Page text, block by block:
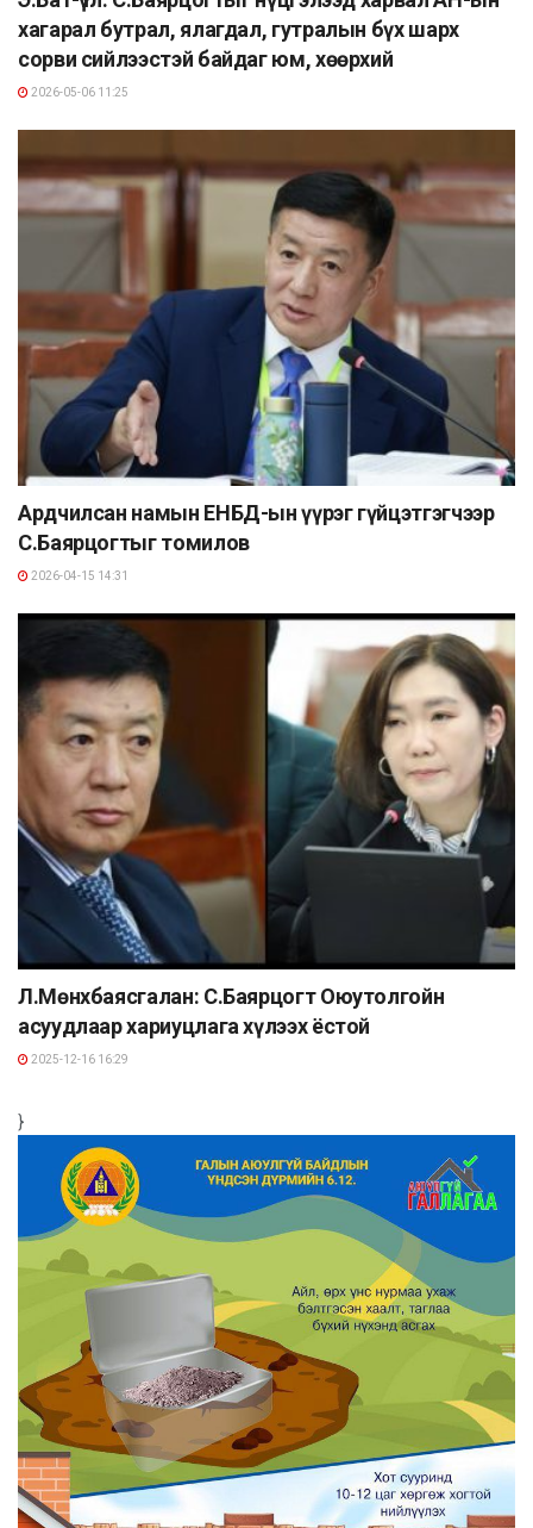
хагарал бутрал, ялагдал, гутралын бүх шарх
сорви сийлээстэй байдаг юм, xөөрxий
2026-05-06 11:25
Ардчилсан намын ЕНБД-ын үүрэг гүйцэтгэгчээр
С.Баярцогтыг томилов
2026-04-15 14:31
Л.Мөнхбаясгалан: С.Баярцогт Оюутолгойн
асуудлаар хариуцлага хүлээх ёстой
2025-12-16 16:29
}